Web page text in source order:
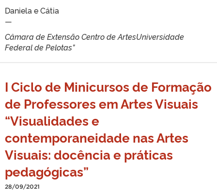
Daniela e Cátia
—
Câmara de ExtensãoCentro de ArtesUniversidade
Federal de Pelotas”
I Ciclo de Minicursos de Formação
de Professores em Artes Visuais
“Visualidades e
contemporaneidade nas Artes
Visuais: docência e práticas
pedagógicas”
28/09/2021